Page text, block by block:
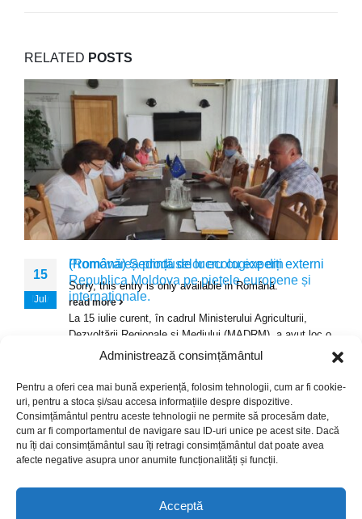
Administrează consimțământul
Pentru a oferi cea mai bună experiență, folosim tehnologii, cum ar fi cookie-
uri, pentru a stoca și/sau accesa informațiile despre dispozitive.
Consimțământul pentru aceste tehnologii ne permite să procesăm date,
cum ar fi comportamentul de navigare sau ID-uri unice pe acest site. Dacă
nu îți dai consimțământul sau îți retragi consimțământul dat poate avea
afecte negative asupra unor anumite funcționalități și funcții.
Acceptă
RELATED POSTS
15
Jul
Promovarea produselor ecologice din
Republica Moldova pe piețele europene și
internaționale.
La 15 iulie curent, în cadrul Ministerului Agriculturii,
Dezvoltării Regionale și Mediului (MADRM), a avut loc o
ședință de...
23
Nov
(Română) Ședință de lucru cu experți externi
Sorry, this entry is only available in Română.
read more
© Copyright 2024. Crafted with ♥ by
European Union. Its contents is the sole responsibility of